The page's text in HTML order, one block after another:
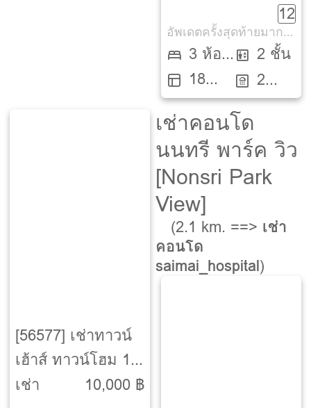
[Baan Pruksa 79
Lumlukka Klong 3]
12
อัพเดตครั้งสุดท้ายมากกว่า 30 วัน
3 ห้อง
นอน18
ตรว.
2 ชั้น
2
ห้องน้ำ
[56577] เช่าทาวน์
เฮ้าส์ ทาวน์โฮม 1
ปี บ้านพฤกษา 79
เช่า
10,000 ฿
เช่าคอนโด
นนทรี พาร์ค วิว
[Nonsri Park
View]
(2.1 km. ==> เช่า
คอนโด
saimai_hospital)